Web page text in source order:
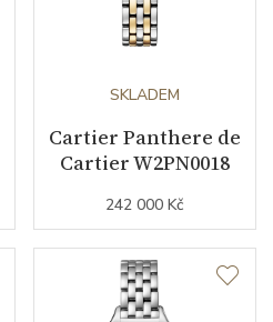
NE
SKLADEM
Cartier Panthere de
Cartier W2PN0018
242 000 Kč